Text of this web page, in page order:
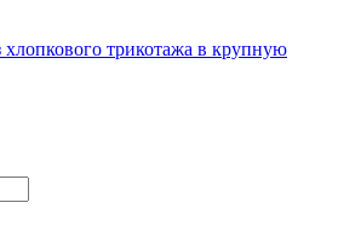
трикотажа в крупную